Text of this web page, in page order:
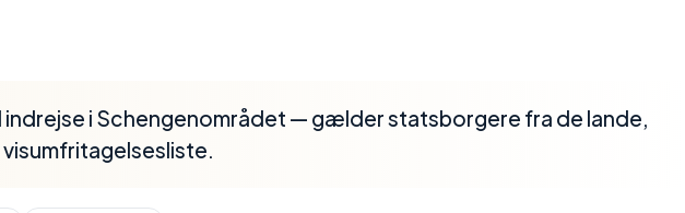
indrejse i Schengenområdet — gælder statsborgere fra de lande,
visumfritagelsesliste.